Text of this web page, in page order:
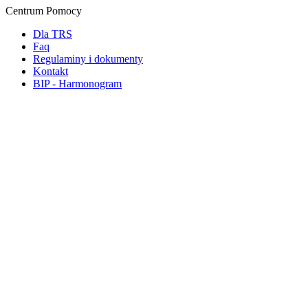
Centrum Pomocy
Dla TRS
Faq
Regulaminy i dokumenty
Kontakt
BIP - Harmonogram